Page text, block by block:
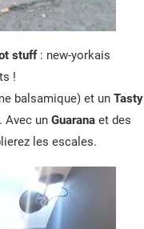
stuff: new-yorkais
!
balsamique) et un Tasty
Avec un Guarana et des
les escales.